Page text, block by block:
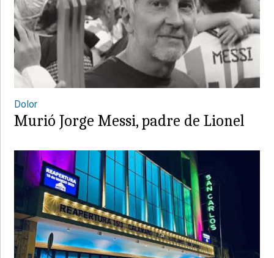
Dolor
Murió Jorge Messi, padre de Lionel